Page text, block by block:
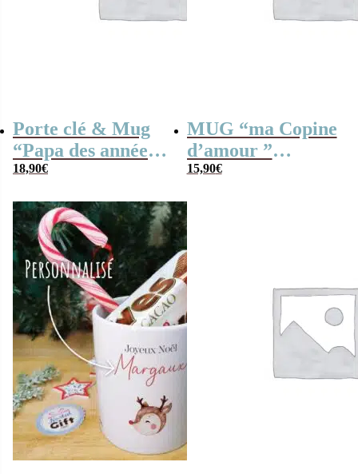
Porte clé & Mug
“Papa des années
80” rempli de
Cadeau Papa
18,90€
MUG “ma Copine
d’amour ”
bonbons rétro 90 –
15,90€